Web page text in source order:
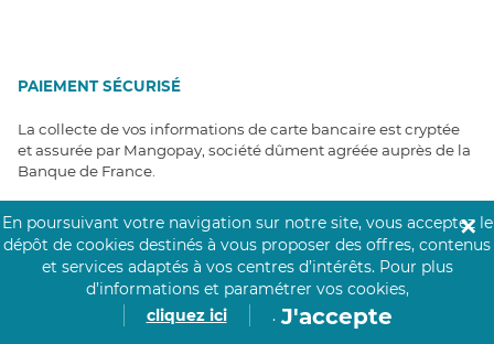
PAIEMENT SÉCURISÉ
La collecte de vos informations de carte bancaire est cryptée
et assurée par Mangopay, société dûment agréée auprès de la
Banque de France.
En poursuivant votre navigation sur notre site, vous acceptez le
dépôt de cookies destinés à vous proposer des offres, contenus
et services adaptés à vos centres d’intérêts. Pour plus
d’informations et paramétrer vos cookies,
cliquez ici
. J'accepte
✕